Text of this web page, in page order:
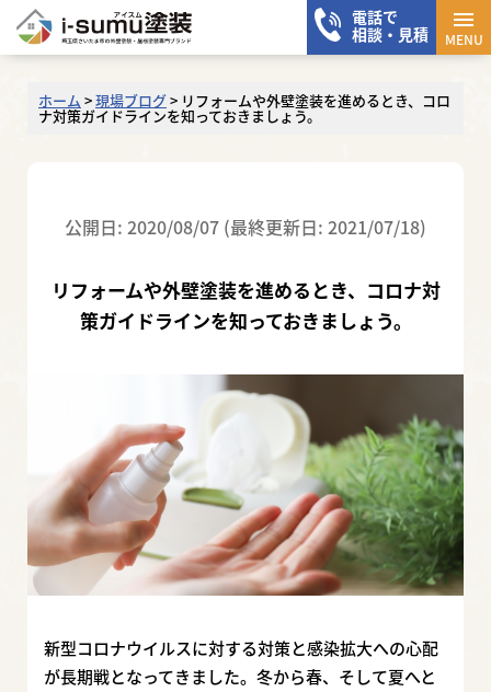
電話で
相談・見積
メ
MENU
ホーム >現場ブログ> リフォームや外壁塗装を進めるとき、コロ
ナ対策ガイドラインを知っておきましょう。
公開日: 2020/08/07 (最終更新日: 2021/07/18)
リフォームや外壁塗装を進めるとき、コロナ対
策ガイドラインを知っておきましょう。
新型コロナウイルスに対する対策と感染拡大への心配
が長期戦となってきました。冬から春、そして夏へと